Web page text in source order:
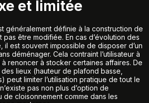
et limitée
généralement définie à la construction de
pas être modifiée. En cas d’évolution des
il est souvent impossible de disposer d’un
déménager. Cela contraint l’utilisateur à
renoncer à stocker certaines affaires. De
lieux (hauteur de plafond basse,
peut limiter l’utilisation pratique de tout le
pas non plus d’option de
de cloisonnement comme dans les